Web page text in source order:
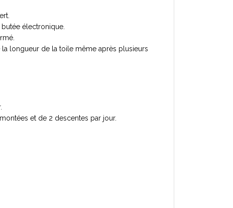
électronique.
longueur de la toile même après plusieurs
et de 2 descentes par jour.